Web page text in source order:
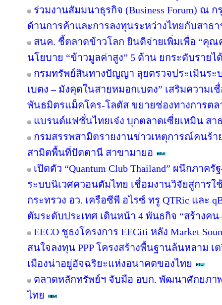
ร่วมงานสัมมนาธุรกิจ (Business Forum) ณ
ด้านการค้าและการลงทุนระหว่างไทยกับสาธ
สนค. ชี้ตลาดข้าวโลก ยินดีจ่ายเพิ่มเพื่อ “คุณ
นโยบาย “ข้าวมูลค่าสูง” 5 ด้าน ยกระดับรายไ
กรมทรัพย์สินทางปัญญา ลุยตรวจประเมินร
เบตง – มังคุดในสายหมอกเบตง” เสริมความ
พันธมิตรแม็คโคร-โลตัส ขยายช่องทางการตล
แบรนด์แฟชั่นไทยเจ๋ง บุกตลาดเซี่ยเหมิน ส
กรมสรรพสามิตรายงานข่าวเหตุการณ์คนร้า
สามิตพื้นที่ปัตตานี สาขามายอ
เปิดตัว “Quantum Club Thailand” ผนึกภาค
ระบบนิเวศควอนตัมไทย เชื่อมงานวิจัยสู่การ
กระทรวง อว. เครือซีพี อไรซ์ ทรู QTRic และ
ตัมระดับประเทศ เดินหน้า 4 พันธกิจ “สร้างคน
EECO ชูธงโครงการ EECiti หลัง Market
สนใจลงทุน PPP โครงสร้างพื้นฐานล้นหลาม
เมืองน่าอยู่อัจฉริยะแห่งอนาคตของไทย
ตลาดหลักทรัพย์ฯ จับมือ อบก. พัฒนาศักยภ
ไทย